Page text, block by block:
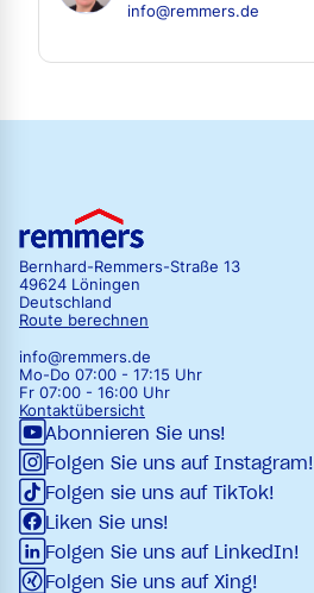
info@remmers.de
Bernhard-Remmers-Straße 13
49624 Löningen
Deutschland
Route berechnen
info@remmers.de
Mo-Do 07:00 - 17:15 Uhr
Fr 07:00 - 16:00 Uhr
Kontaktübersicht
Abonnieren Sie uns!
Folgen Sie uns auf Instagram!
Folgen sie uns auf TikTok!
Liken Sie uns!
Folgen Sie uns auf LinkedIn!
Folgen Sie uns auf Xing!